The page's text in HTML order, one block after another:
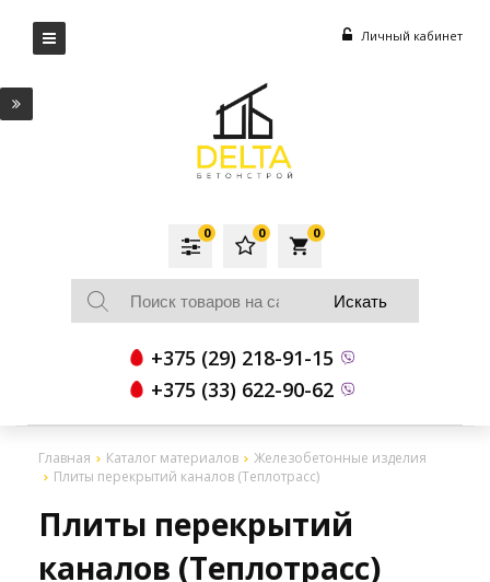
Личный кабинет
local_grocery_store
0
0
0
+375 (29) 218-91-15
+375 (33) 622-90-62
Главная Каталог материалов
Железобетонные изделия
Плиты перекрытий каналов (Теплотрасс)
Плиты перекрытий
каналов (Теплотрасс)